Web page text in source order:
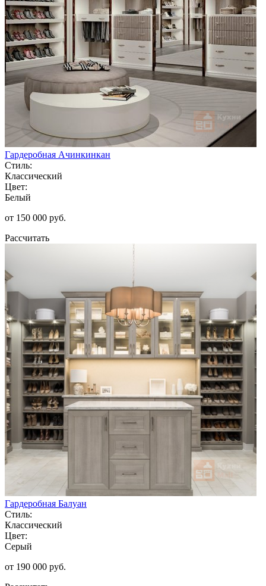
Гардеробная Ачинкинкан
Стиль:
Классический
Цвет:
Белый
от 150 000 руб.
Рассчитать
Гардеробная Балуан
Стиль:
Классический
Цвет:
Серый
от 190 000 руб.